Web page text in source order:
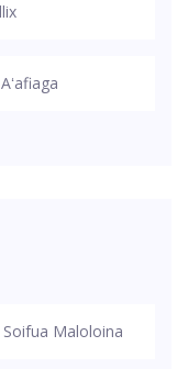
Soifua Maloloina